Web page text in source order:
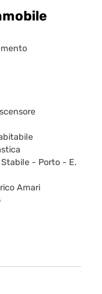
Stabile - Porto - E.
Amari